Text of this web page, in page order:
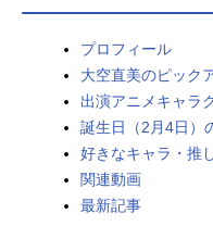
プロフィール
大空直美のピック
出演アニメキャラ
誕生日（2月4日）
好きなキャラ・推
関連動画
最新記事